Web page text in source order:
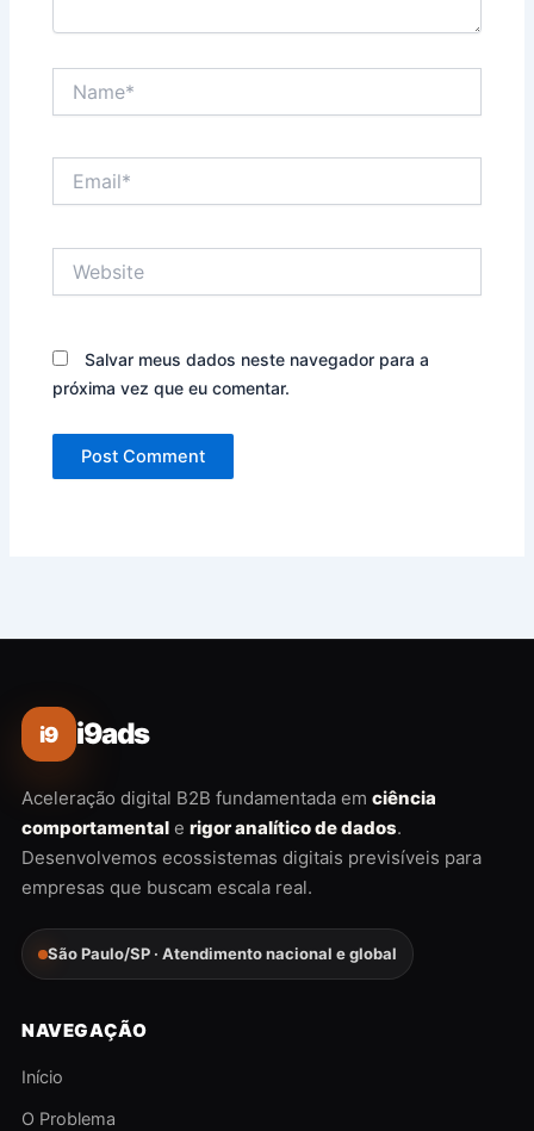
Salvar meus dados neste navegador para a
próxima vez que eu comentar.
i9 i9ads
Aceleração digital B2B fundamentada em ciência
comportamental e rigor analítico de dados.
Desenvolvemos ecossistemas digitais previsíveis para
empresas que buscam escala real.
São Paulo/SP · Atendimento nacional e global
NAVEGAÇÃO
Início
O Problema